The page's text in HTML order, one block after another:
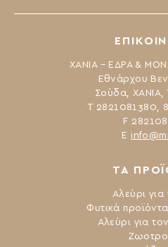
ΤΑ
Αλεύρι για
Φυτικά
Αλεύρι για
ΧΑΝΙΑ – ΕΔΡΑ &
Εθνάρχου
Σούδα, ΧΑΝΙΑ,
Τ 2821081380,
F
Ε